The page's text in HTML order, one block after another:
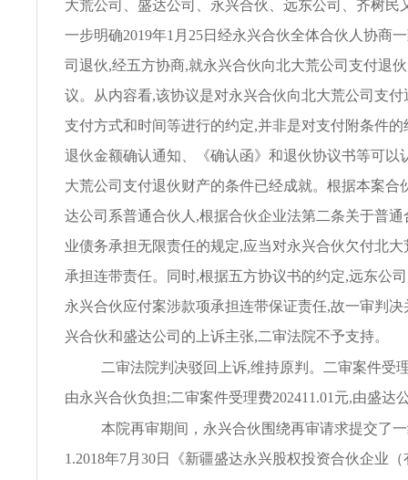
大荒公司、盛达公司、永兴合伙、远东公司、齐树民
一步明确2019年1月25日经永兴合伙全体合伙人协商
司退伙,经五方协商,就永兴合伙向北大荒公司支付退
议。从内容看,该协议是对永兴合伙向北大荒公司支
支付方式和时间等进行的约定,并非是对支付附条件
退伙金额确认通知、《确认函》和退伙协议书等可以
大荒公司支付退伙财产的条件已经成就。根据本案合
达公司系普通合伙人,根据合伙企业法第二条关于普
业债务承担无限责任的规定,应当对永兴合伙欠付北
承担连带责任。同时,根据五方协议书的约定,远东公
永兴合伙应付案涉款项承担连带保证责任,故一审判
兴合伙和盛达公司的上诉主张,二审法院不予支持。
二审法院判决驳回上诉,维持原判。二审案件受
由永兴合伙负担;二审案件受理费202411.01元,由盛达
本院再审期间，永兴合伙围绕再审请求提交了
1.2018年7月30日《新疆盛达永兴股权投资合伙企业